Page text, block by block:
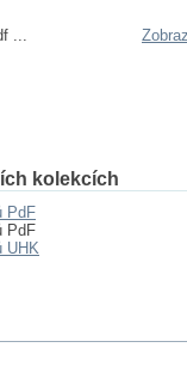
...
kolekcích
PdF
PdF
UHK